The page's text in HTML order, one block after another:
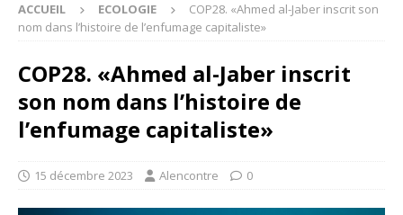
ACCUEIL ECOLOGIE
COP28. «Ahmed al-Jaber inscrit son
nom dans l’histoire de l’enfumage capitaliste»
COP28. «Ahmed al-Jaber inscrit
son nom dans l’histoire de
l’enfumage capitaliste»
15 décembre 2023 Alencontre 0